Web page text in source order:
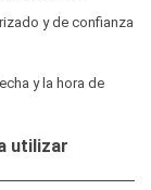
y de confianza
y la hora de
utilizar